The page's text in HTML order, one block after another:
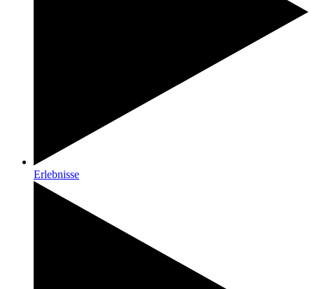
Erlebnisse